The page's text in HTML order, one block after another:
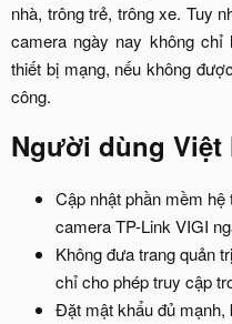
nhà, trông trẻ, trông xe. Tuy
camera ngày nay không
thiết bị mạng, nếu không
công.​
Người dùng Việt
Cập nhật phần mềm
camera TP-Link VIGI
Không đưa trang quản
chỉ cho phép truy cập
Đặt mật khẩu đủ mạnh,